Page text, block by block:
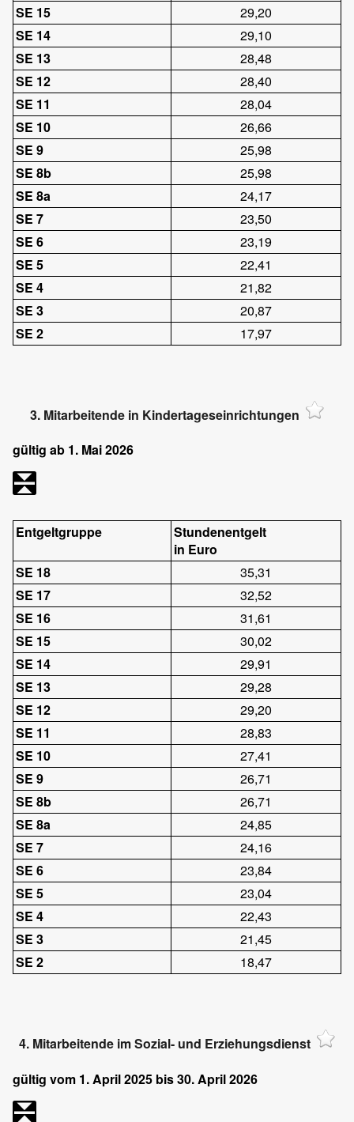
SE 15
29,20
SE 14
29,10
SE 13
28,48
SE 12
28,40
SE 11
28,04
SE 10
26,66
SE 9
25,98
SE 8b
25,98
SE 8a
24,17
SE 7
23,50
SE 6
23,19
SE 5
22,41
SE 4
21,82
SE 3
20,87
SE 2
17,97
3. Mitarbeitende in Kindertageseinrichtungen
gültig ab 1. Mai 2026
Entgeltgruppe
Stundenentgelt
in Euro
SE 18
35,31
SE 17
32,52
SE 16
31,61
SE 15
30,02
SE 14
29,91
SE 13
29,28
SE 12
29,20
SE 11
28,83
SE 10
27,41
SE 9
26,71
SE 8b
26,71
SE 8a
24,85
SE 7
24,16
SE 6
23,84
SE 5
23,04
SE 4
22,43
SE 3
21,45
SE 2
18,47
4. Mitarbeitende im Sozial- und Erziehungsdienst
gültig vom 1. April 2025 bis 30. April 2026